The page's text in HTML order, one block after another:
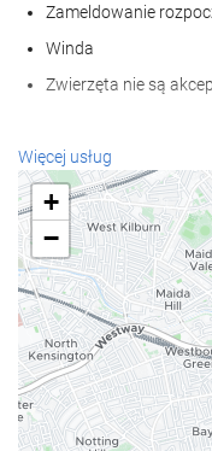
Zameldowanie
Winda
Zwierzęta nie są
Recepcja
całodobowa recepcja
przechowalnia bagażu
Posiłki i napoje
Restauracja à la carte
Bar
Centrum
Więcej usług
+
−